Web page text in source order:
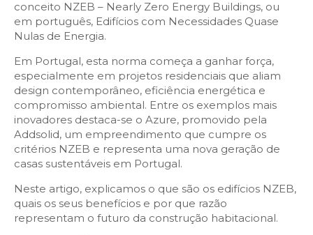
conceito NZEB – Nearly Zero Energy Buildings, ou
em português, Edifícios com Necessidades Quase
Nulas de Energia.
Em Portugal, esta norma começa a ganhar força,
especialmente em projetos residenciais que aliam
design contemporâneo, eficiência energética e
compromisso ambiental. Entre os exemplos mais
inovadores destaca-se o Azure, promovido pela
Addsolid, um empreendimento que cumpre os
critérios NZEB e representa uma nova geração de
casas sustentáveis em Portugal.
Neste artigo, explicamos o que são os edifícios NZEB,
quais os seus benefícios e por que razão
representam o futuro da construção habitacional.